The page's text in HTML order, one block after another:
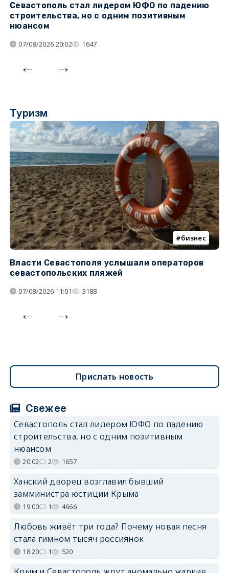
Севастополь стал лидером ЮФО по падению
строительства, но с одним позитивным
нюансом
07/08/2026 20:02 1647
Туризм
бизнес
Власти Севастополя услышали операторов
севастопольских пляжей
07/08/2026 11:01 3188
Прислать новость
Свежее
Севастополь стал лидером ЮФО по падению
строительства, но с одним позитивным
нюансом
20:02 2 1657
Ханский дворец возглавил бывший
замминистра юстиции Крыма
19:00 1 4666
Любовь живёт три года? Почему новая песня
стала гимном тысяч россиянок
18:20 1 520